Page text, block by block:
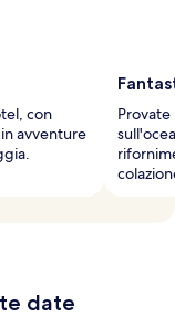
con
avventure
Provate
date